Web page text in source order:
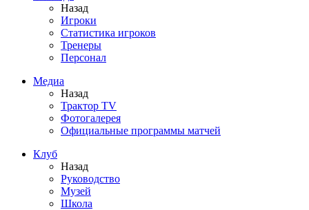
Назад
Игроки
Статистика игроков
Тренеры
Персонал
Медиа
Назад
Трактор TV
Фотогалерея
Официальные программы матчей
Клуб
Назад
Руководство
Музей
Школа